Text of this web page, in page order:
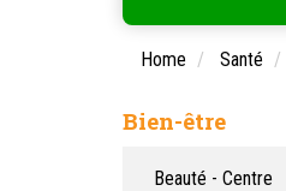
Home Santé
Bien-être
Beauté - Centre